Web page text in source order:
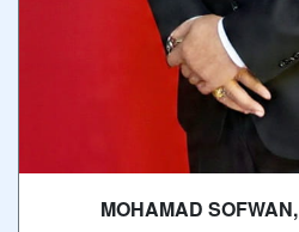
MOHAMAD